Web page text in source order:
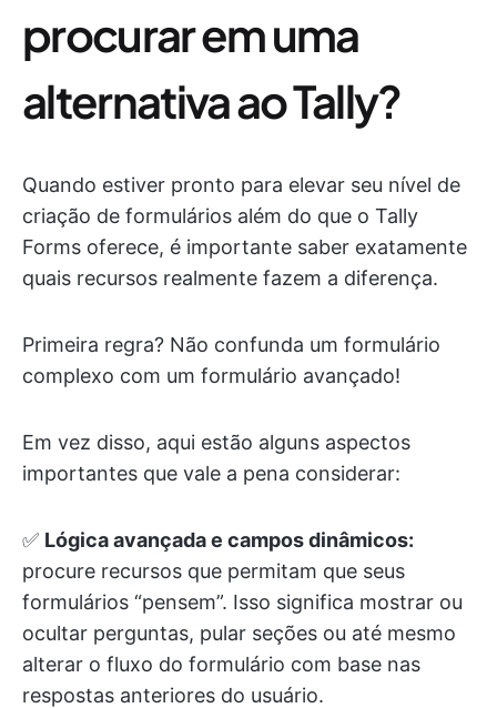
procurar em uma
alternativa ao Tally?
Quando estiver pronto para elevar seu nível de
criação de formulários além do que o Tally
Forms oferece, é importante saber exatamente
quais recursos realmente fazem a diferença.
Primeira regra? Não confunda um formulário
complexo com um formulário avançado!
Em vez disso, aqui estão alguns aspectos
importantes que vale a pena considerar:
✅ Lógica avançada e campos dinâmicos:
procure recursos que permitam que seus
formulários “pensem”. Isso significa mostrar ou
ocultar perguntas, pular seções ou até mesmo
alterar o fluxo do formulário com base nas
respostas anteriores do usuário.